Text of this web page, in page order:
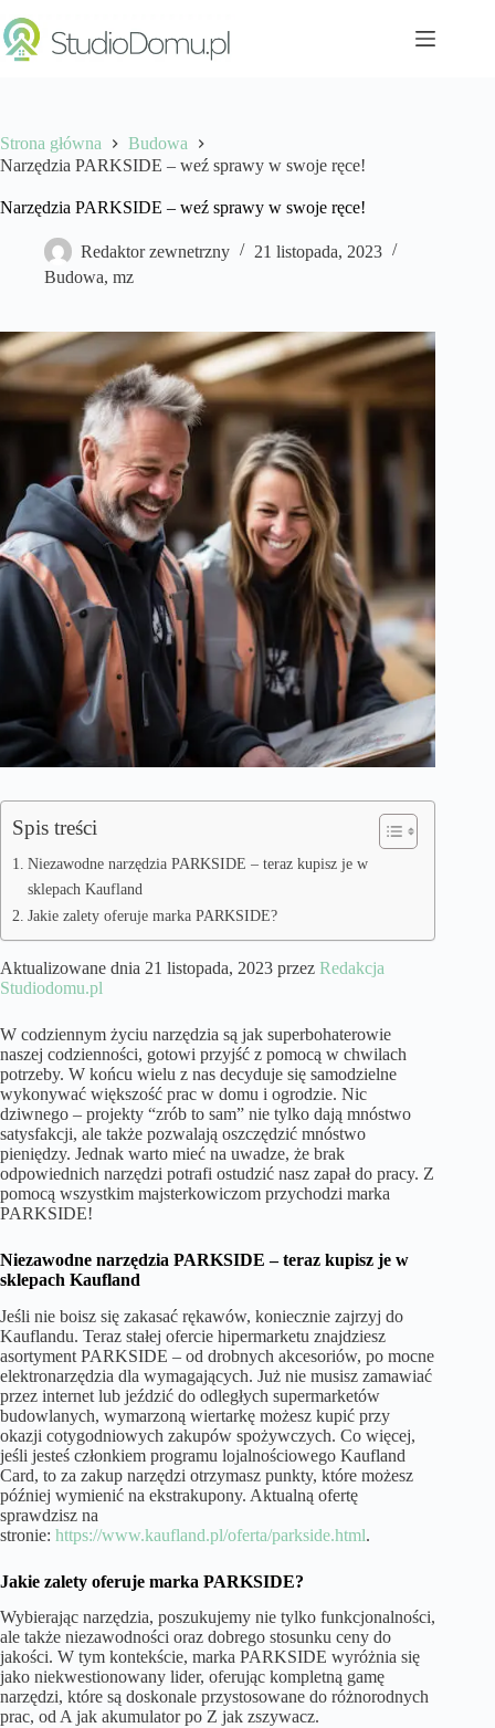
do
treści
Strona główna
Budowa
Narzędzia PARKSIDE – weź sprawy w swoje ręce!
Narzędzia PARKSIDE – weź sprawy w swoje ręce!
Redaktor zewnetrzny
21 listopada, 2023
Budowa, mz
Spis treści
Niezawodne narzędzia PARKSIDE – teraz kupisz je w
sklepach Kaufland
Jakie zalety oferuje marka PARKSIDE?
Aktualizowane dnia 21 listopada, 2023 przez Redakcja
Studiodomu.pl
W codziennym życiu narzędzia są jak superbohaterowie
naszej codzienności, gotowi przyjść z pomocą w chwilach
potrzeby. W końcu wielu z nas decyduje się samodzielne
wykonywać większość prac w domu i ogrodzie. Nic
dziwnego – projekty “zrób to sam” nie tylko dają mnóstwo
satysfakcji, ale także pozwalają oszczędzić mnóstwo
pieniędzy. Jednak warto mieć na uwadze, że brak
odpowiednich narzędzi potrafi ostudzić nasz zapał do pracy. Z
pomocą wszystkim majsterkowiczom przychodzi marka
PARKSIDE!
Niezawodne narzędzia PARKSIDE – teraz kupisz je w
sklepach Kaufland
Jeśli nie boisz się zakasać rękawów, koniecznie zajrzyj do
Kauflandu. Teraz stałej ofercie hipermarketu znajdziesz
asortyment PARKSIDE – od drobnych akcesoriów, po mocne
elektronarzędzia dla wymagających. Już nie musisz zamawiać
przez internet lub jeździć do odległych supermarketów
budowlanych, wymarzoną wiertarkę możesz kupić przy
okazji cotygodniowych zakupów spożywczych. Co więcej,
jeśli jesteś członkiem programu lojalnościowego Kaufland
Card, to za zakup narzędzi otrzymasz punkty, które możesz
później wymienić na ekstrakupony. Aktualną ofertę
sprawdzisz na
stronie: https://www.kaufland.pl/oferta/parkside.html.
Jakie zalety oferuje marka PARKSIDE?
Wybierając narzędzia, poszukujemy nie tylko funkcjonalności,
ale także niezawodności oraz dobrego stosunku ceny do
jakości. W tym kontekście, marka PARKSIDE wyróżnia się
jako niekwestionowany lider, oferując kompletną gamę
narzędzi, które są doskonale przystosowane do różnorodnych
prac, od A jak akumulator po Z jak zszywacz.